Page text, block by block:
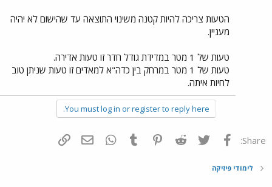
הטעות צריכה להיות קטנה משינוי התוצאה עד שהישום לא יהיה
מעניין.
טעות של 1 מטר במדידת גודל חדר זו טעות אדירה.
טעות של 1 מטר במרחק בין כדה"א למאדים זו טעות שניתן טוב
לחיות איתה.
You must log in or register to reply here.
Share: פייסבוק Twitter
Reddit
Pinterest
Tumblr
WhatsAppדואר אלקטרוני
לימודי פיזיקה